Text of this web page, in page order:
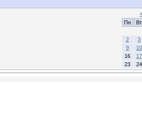
«
Пн
Вт
2
3
9
10
16
17
23
24